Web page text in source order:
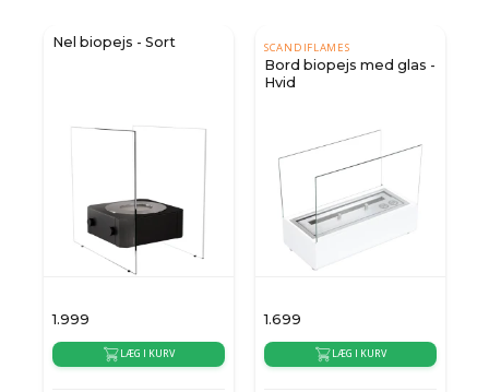
Nel biopejs - Sort
1.999
LÆG I KURV
SCANDIFLAMES
Bord biopejs med glas -
Hvid
1.699
LÆG I KURV